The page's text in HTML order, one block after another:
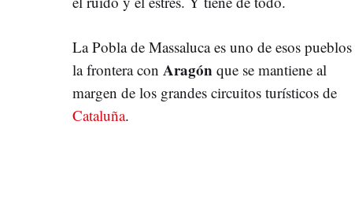
La Pobla de Massaluca es uno de esos pueblos
la frontera con Aragón que se mantiene al
margen de los grandes circuitos turísticos de
Cataluña.